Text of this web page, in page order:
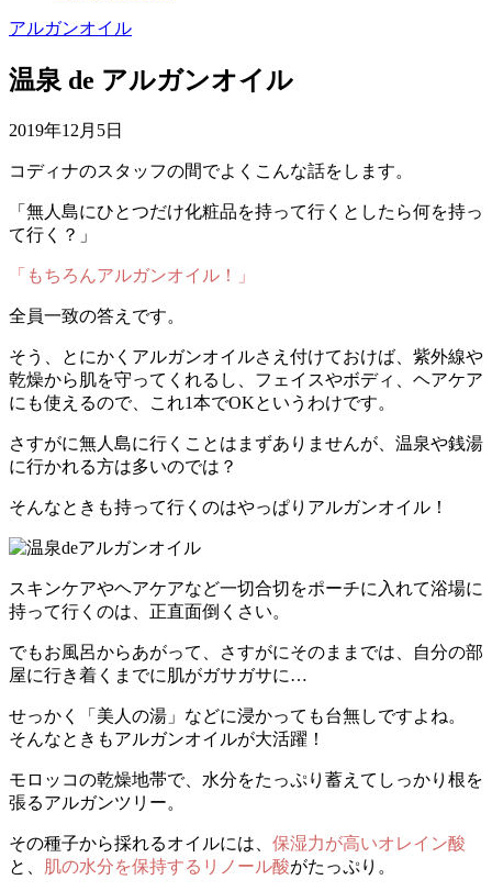
アルガンオイル
温泉 de アルガンオイル
2019年12月5日
コディナのスタッフの間でよくこんな話をします。
「無人島にひとつだけ化粧品を持って行くとしたら何を持っ
て行く？」
「もちろんアルガンオイル！」
全員一致の答えです。
そう、とにかくアルガンオイルさえ付けておけば、紫外線や
乾燥から肌を守ってくれるし、フェイスやボディ、ヘアケア
にも使えるので、これ1本でOKというわけです。
さすがに無人島に行くことはまずありませんが、温泉や銭湯
に行かれる方は多いのでは？
そんなときも持って行くのはやっぱりアルガンオイル！
スキンケアやヘアケアなど一切合切をポーチに入れて浴場に
持って行くのは、正直面倒くさい。
でもお風呂からあがって、さすがにそのままでは、自分の部
屋に行き着くまでに肌がガサガサに…
せっかく「美人の湯」などに浸かっても台無しですよね。
そんなときもアルガンオイルが大活躍！
モロッコの乾燥地帯で、水分をたっぷり蓄えてしっかり根を
張るアルガンツリー。
その種子から採れるオイルには、 保湿力が高いオレイン酸
と、
肌の水分を保持するリノール酸がたっぷり。